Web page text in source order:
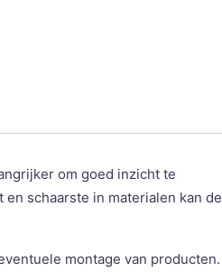
om goed inzicht te
schaarste in materialen kan de
montage van producten.